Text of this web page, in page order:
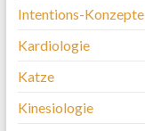
Intentions-Konzepte
Kardiologie
Katze
Kinesiologie